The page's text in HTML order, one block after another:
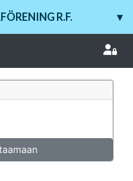
R.F. ▾